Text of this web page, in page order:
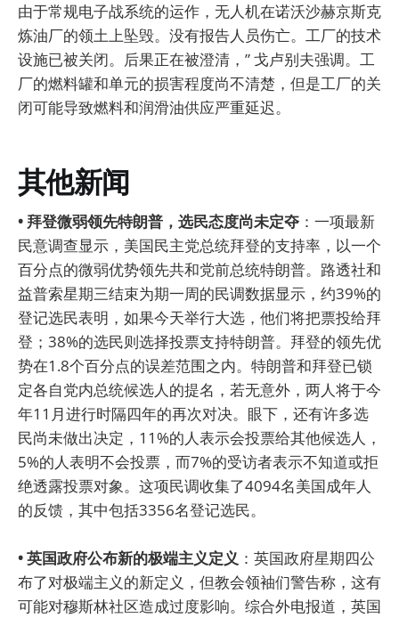
由于常规电子战系统的运作，无人机在诺沃沙赫京斯克
炼油厂的领土上坠毁。没有报告人员伤亡。工厂的技术
设施已被关闭。后果正在被澄清，” 戈卢别夫强调。工
厂的燃料罐和单元的损害程度尚不清楚，但是工厂的关
闭可能导致燃料和润滑油供应严重延迟。
其他新闻
• 拜登微弱领先特朗普，选民态度尚未定夺 ：一项最新
民意调查显示，美国民主党总统拜登的支持率，以一个
百分点的微弱优势领先共和党前总统特朗普。路透社和
益普索星期三结束为期一周的民调数据显示，约39%的
登记选民表明，如果今天举行大选，他们将把票投给拜
登；38%的选民则选择投票支持特朗普。拜登的领先优
势在1.8个百分点的误差范围之内。特朗普和拜登已锁
定各自党内总统候选人的提名，若无意外，两人将于今
年11月进行时隔四年的再次对决。眼下，还有许多选
民尚未做出决定，11%的人表示会投票给其他候选人，
5%的人表明不会投票，而7%的受访者表示不知道或拒
绝透露投票对象。这项民调收集了4094名美国成年人
的反馈，其中包括3356名登记选民。
• 英国政府公布新的极端主义定义 ：英国政府星期四公
布了对极端主义的新定义，但教会领袖们警告称，这有
可能对穆斯林社区造成过度影响。综合外电报道，英国